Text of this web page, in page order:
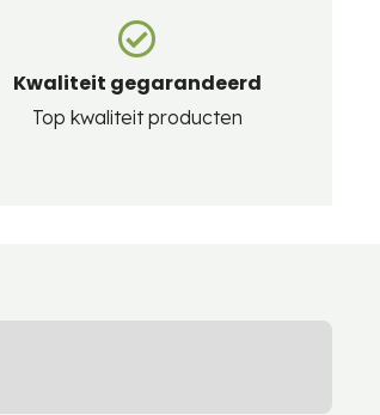
Kwaliteit gegarandeerd
Top kwaliteit producten